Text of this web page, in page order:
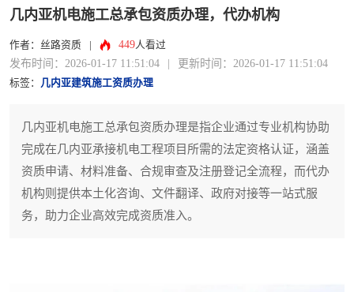
几内亚机电施工总承包资质办理，代办机构
作者：丝路资质 449人看过
发布时间：2026-01-17 11:51:04 更新时间：2026-01-17 11:51:04
标签： 几内亚建筑施工资质办理
几内亚机电施工总承包资质办理是指企业通过专业机构协助
完成在几内亚承接机电工程项目所需的法定资格认证，涵盖
资质申请、材料准备、合规审查及注册登记全流程，而代办
机构则提供本土化咨询、文件翻译、政府对接等一站式服
务，助力企业高效完成资质准入。